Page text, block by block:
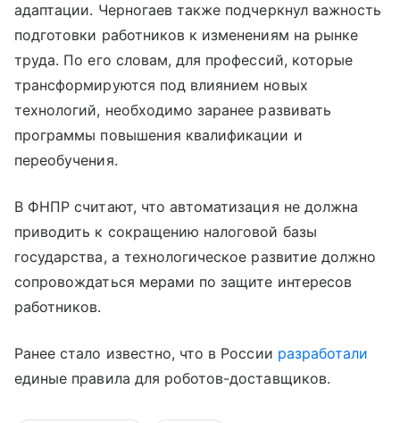
адаптации. Черногаев также подчеркнул важность
подготовки работников к изменениям на рынке
труда. По его словам, для профессий, которые
трансформируются под влиянием новых
технологий, необходимо заранее развивать
программы повышения квалификации и
переобучения.
В ФНПР считают, что автоматизация не должна
приводить к сокращению налоговой базы
государства, а технологическое развитие должно
сопровождаться мерами по защите интересов
работников.
Ранее стало известно, что в России разработали
единые правила для роботов-доставщиков.